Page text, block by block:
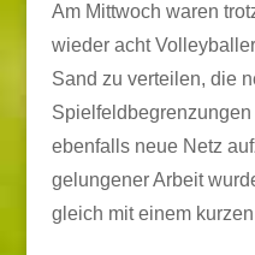
Am Mittwoch waren
wieder acht
Sand zu verteilen, die
ebenfalls neue Netz
gelungener Arbeit
gleich mit einem